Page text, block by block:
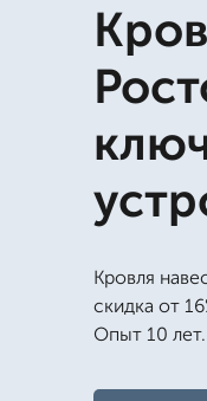
Кровля
скидка от
Опыт 10